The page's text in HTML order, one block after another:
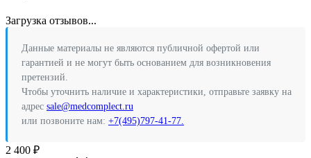
Загрузка отзывов...
Данные материалы не являются публичной офертой или
гарантией и не могут быть основанием для возникновения
претензий.
Чтобы уточнить наличие и характеристики, отправьте заявку на
адрес sale@medcomplect.ru
или позвоните нам: +7(495)797-41-77.
2 400 ₽